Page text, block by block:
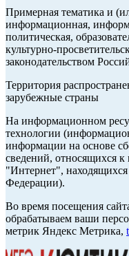
Примерная тематика и
информационная,
политическая,
культурно-
законодательством
Территория
зарубежные страны
На информационном
технологии
информации на основе
сведений, относящихся к
"Интернет",
Федерации).
Во время посещения
обрабатываем ваши
метрик Яндекс Метрика,